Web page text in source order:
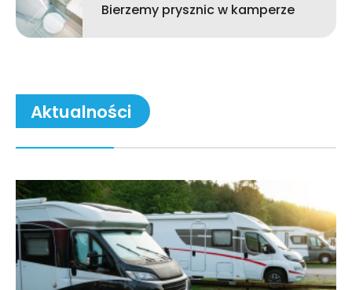
Bierzemy prysznic w kamperze
Aktualności